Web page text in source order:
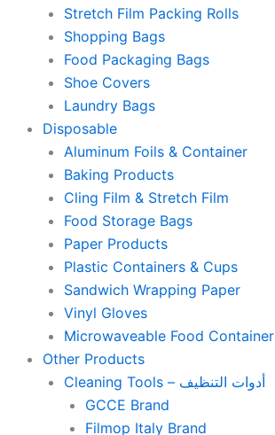
Stretch Film Packing Rolls
Shopping Bags
Food Packaging Bags
Shoe Covers
Laundry Bags
Disposable
Aluminum Foils & Container
Baking Products
Cling Film & Stretch Film
Food Storage Bags
Paper Products
Plastic Containers & Cups
Sandwich Wrapping Paper
Vinyl Gloves
Microwaveable Food Container
Other Products
Cleaning Tools – أدوات التنظيف
GCCE Brand
Filmop Italy Brand